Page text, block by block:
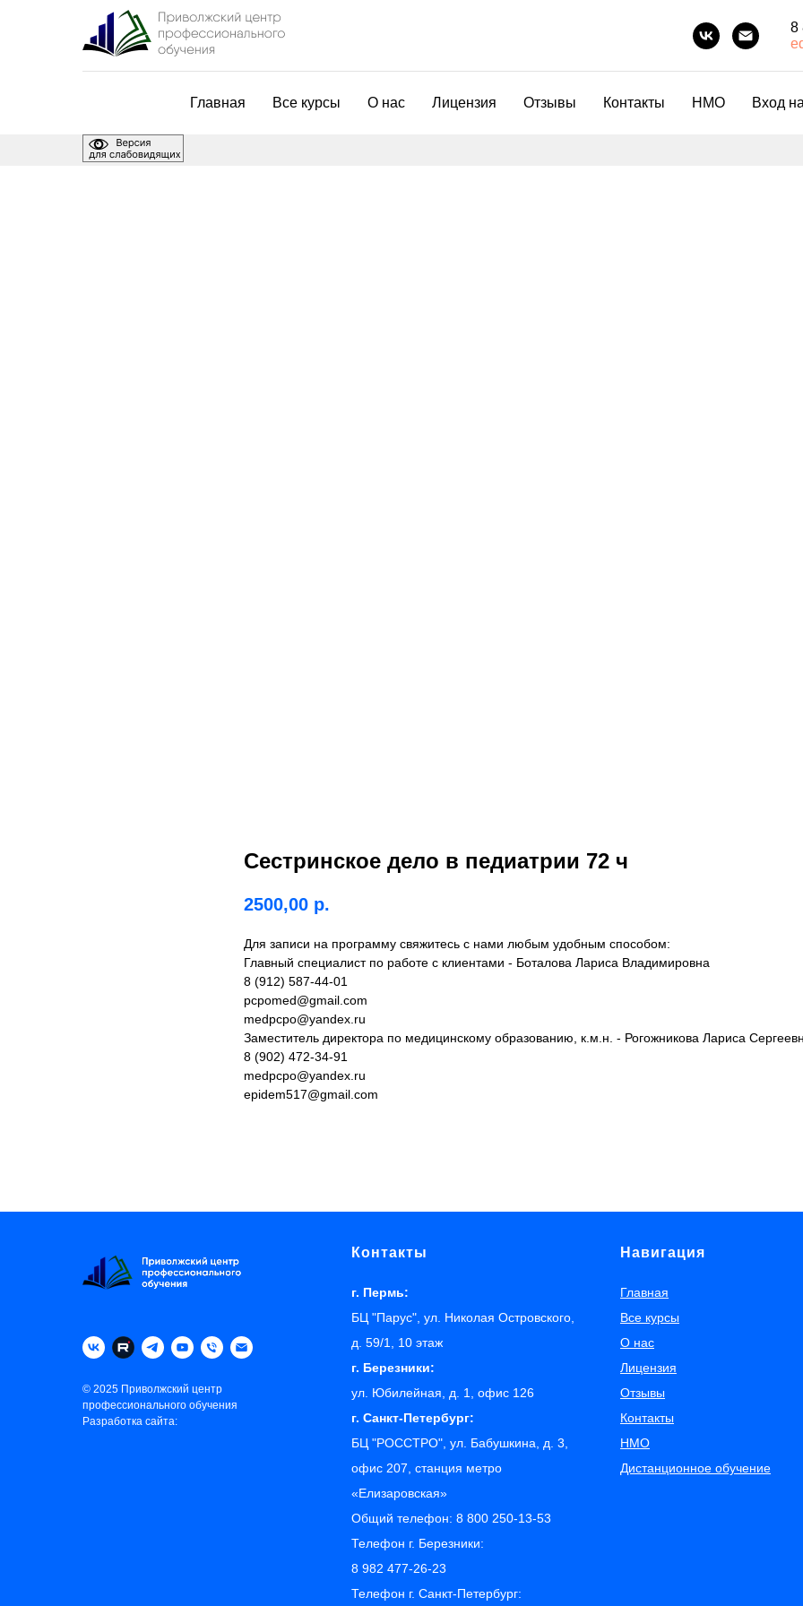
8
Главная Все курсы О нас Лицензия Отзывы Контакты НМО Вход
Сестринское дело в педиатрии 72 ч
2500,00 р.
Для записи на программу свяжитесь с нами любым удобным способом:
Главный специалист по работе с клиентами - Боталова Лариса Владимировна
8 (912) 587-44-01
pcpomed@gmail.com
medpcpo@yandex.ru
Заместитель директора по медицинскому образованию, к.м.н. - Рогожникова Лариса
8 (902) 472-34-91
medpcpo@yandex.ru
epidem517@gmail.com
© 2025 Приволжский центр
профессионального обучения
Разработка сайта:
Контакты
г. Пермь:
БЦ "Парус", ул. Николая Островского,
д. 59/1, 10 этаж
г. Березники:
ул. Юбилейная, д. 1, офис 126
г. Санкт-Петербург:
БЦ "РОССТРО", ул. Бабушкина, д. 3,
офис 207, станция метро
«‎Елизаровская»
Общий телефон: 8 800 250-13-53
Телефон г. Березники:
8 982 477-26-23
Телефон г. Санкт-Петербург:
Навигация
Главная
Все курсы
О нас
Лицензия
Отзывы
Контакты
НМО
Дистанционное обучение